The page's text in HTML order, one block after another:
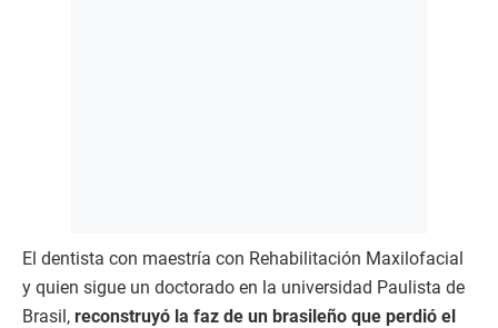
El dentista con maestría con Rehabilitación Maxilofacial
y quien sigue un doctorado en la universidad Paulista de
Brasil, reconstruyó la faz de un brasileño que perdió el